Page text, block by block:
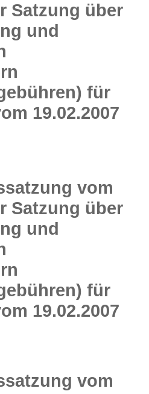
Satzung über
und
für
19.02.2007
vom
Satzung über
und
für
19.02.2007
vom